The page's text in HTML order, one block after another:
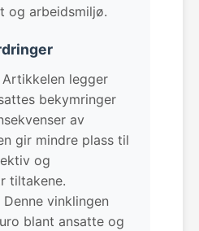
og arbeidsmiljø.
Artikkelen legger
bekymringer
av
gir mindre plass til
og
tiltakene.
Denne vinklingen
blant ansatte og